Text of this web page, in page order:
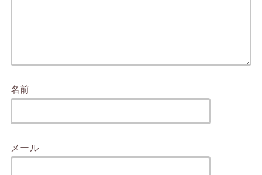
名前
メール